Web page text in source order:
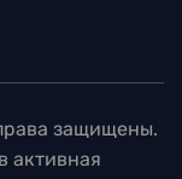
защищены.
активная